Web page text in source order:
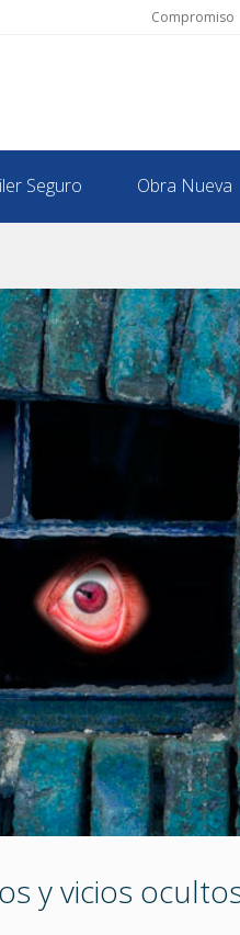
Compromiso
Seguro Obra Nueva
y vicios